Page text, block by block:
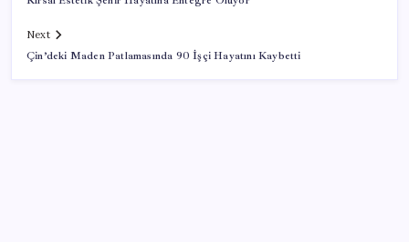
Next
Çin’deki Maden Patlamasında 90 İşçi Hayatını Kaybetti